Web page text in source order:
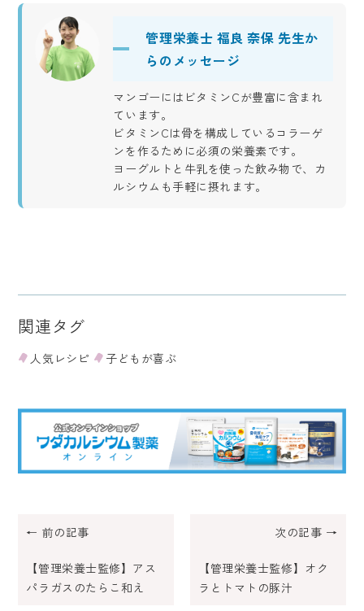
管理栄養士 福良 奈保 先生か
らのメッセージ
マンゴーにはビタミンCが豊富に含まれ
ています。
ビタミンCは骨を構成しているコラーゲ
ンを作るために必須の栄養素です。
ヨーグルトと牛乳を使った飲み物で、カ
ルシウムも手軽に摂れます。
関連タグ
人気レシピ 子どもが喜ぶ
← 前の記事
【管理栄養士監修】アス
パラガスのたらこ和え
次の記事 →
【管理栄養士監修】オク
ラとトマトの豚汁